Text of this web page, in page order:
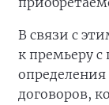
В связи с
к премьеру с
договоров,